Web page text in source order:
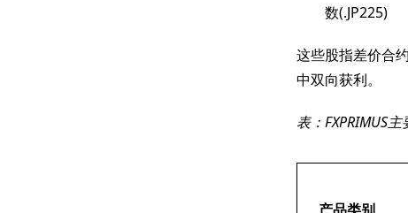
数(.JP225)
这些股指差价合
中双向获利。
表：FXPRIMUS